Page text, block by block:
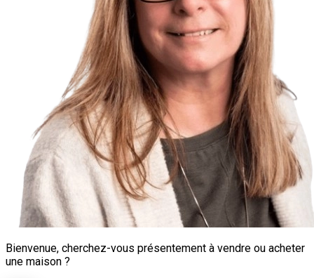
Bienvenue, cherchez-vous présentement à vendre ou acheter
une maison ?